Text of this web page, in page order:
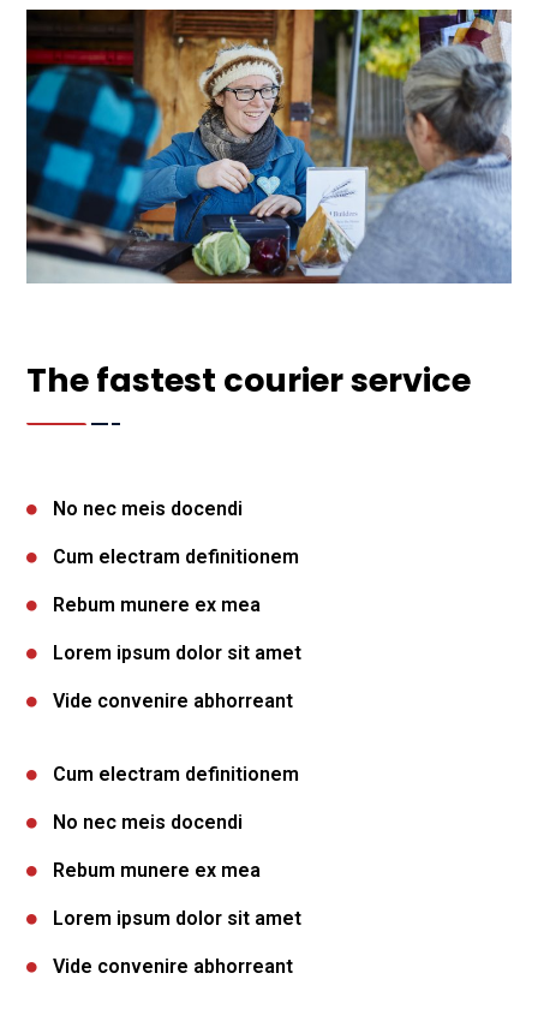
The fastest courier service
No nec meis docendi
Cum electram definitionem
Rebum munere ex mea
Lorem ipsum dolor sit amet
Vide convenire abhorreant
Cum electram definitionem
No nec meis docendi
Rebum munere ex mea
Lorem ipsum dolor sit amet
Vide convenire abhorreant